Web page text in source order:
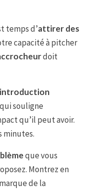
temps d’attirer des
capacité à pitcher
doit
introduction
souligne
qu’il peut avoir.
minutes.
que vous
Montrez en
de la